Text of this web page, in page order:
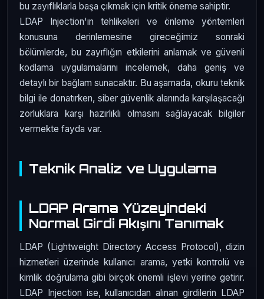
bu zayıflıklarla başa çıkmak için kritik öneme sahiptir.
LDAP Injection'ın tehlikeleri ve önleme yöntemleri
konusuna derinlemesine gireceğimiz sonraki
bölümlerde, bu zayıflığın etkilerini anlamak ve güvenli
kodlama uygulamalarını incelemek, daha geniş ve
detaylı bir bağlam sunacaktır. Bu aşamada, okuru teknik
bilgi ile donatırken, siber güvenlik alanında karşılaşacağı
zorluklara karşı hazırlıklı olmasını sağlayacak bilgiler
vermekte fayda var.
Teknik Analiz ve Uygulama
LDAP Arama Yüzeyindeki
Normal Girdi Akışını Tanımak
LDAP (Lightweight Directory Access Protocol), dizin
hizmetleri üzerinde kullanıcı arama, yetki kontrolü ve
kimlik doğrulama gibi birçok önemli işlevi yerine getirir.
LDAP Injection ise, kullanıcıdan alınan girdilerin LDAP